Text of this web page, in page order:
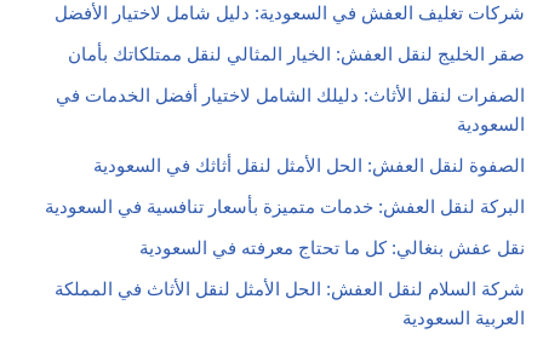
شركات تغليف العفش في السعودية: دليل شامل لاختيار الأفضل
صقر الخليج لنقل العفش: الخيار المثالي لنقل ممتلكاتك بأمان
الصفرات لنقل الأثاث: دليلك الشامل لاختيار أفضل الخدمات في
السعودية
الصفوة لنقل العفش: الحل الأمثل لنقل أثاثك في السعودية
البركة لنقل العفش: خدمات متميزة بأسعار تنافسية في السعودية
نقل عفش بنغالي: كل ما تحتاج معرفته في السعودية
شركة السلام لنقل العفش: الحل الأمثل لنقل الأثاث في المملكة
العربية السعودية